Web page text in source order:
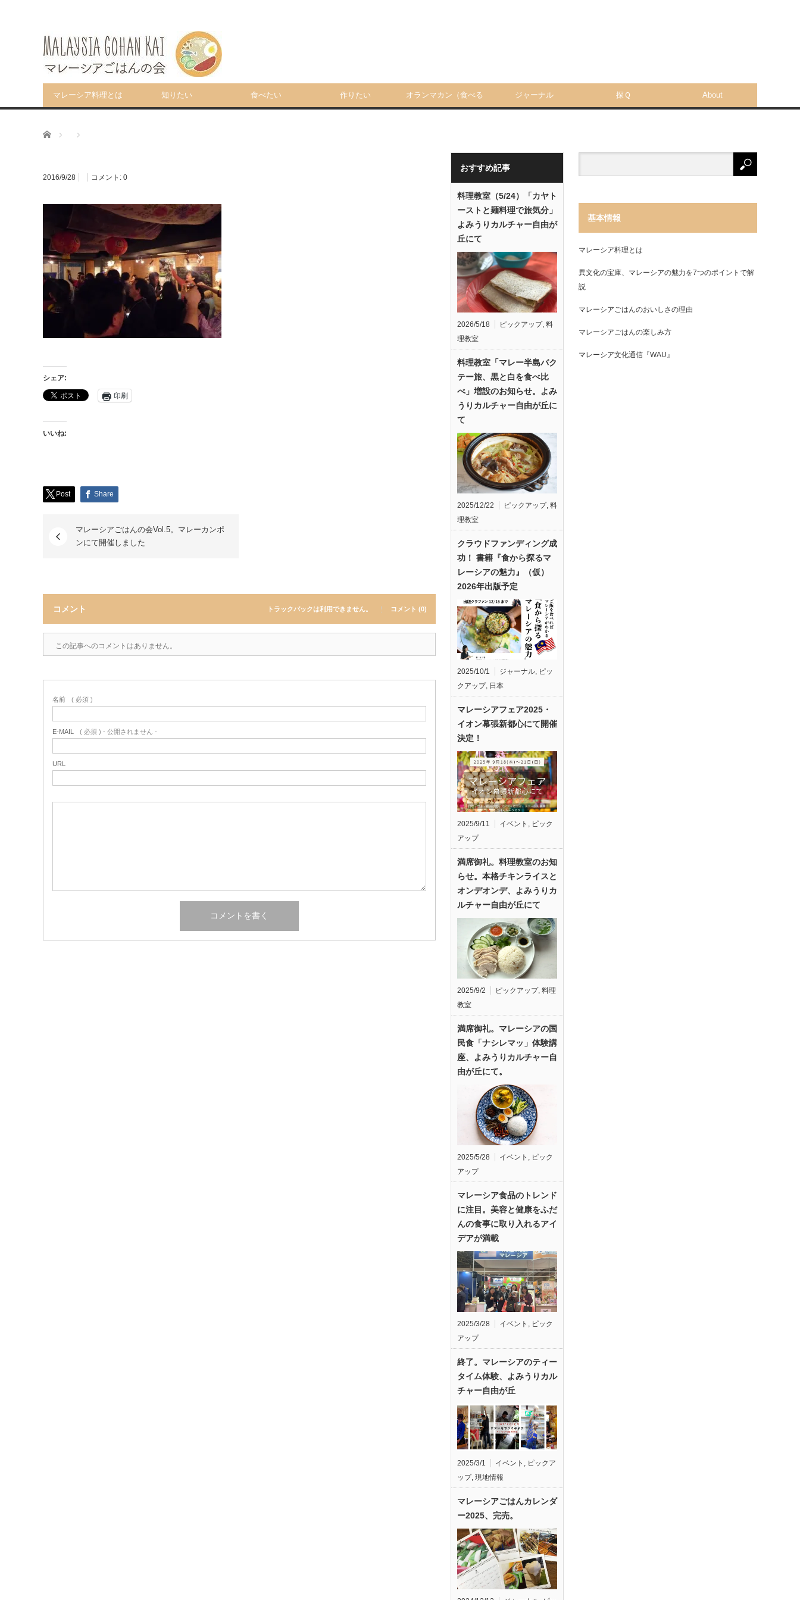
マレーシア料理とは 知りたい 食べたい 作りたい オランマカン（食べる ジャーナル 探Ｑ About
ホーム
2016/9/28 コメント: 0
シェア:
印刷
いいね:
Post Share
マレーシアごはんの会Vol.5。マレーカンポ
ンにて開催しました
コメント トラックバックは利用できません。 コメント (0)
この記事へのコメントはありません。
名前 ( 必須 )
E-MAIL ( 必須 ) - 公開されません -
URL
おすすめ記事
料理教室（5/24）「カヤト
ーストと麺料理で旅気分」
よみうりカルチャー自由が
丘にて
2026/5/18 ピックアップ, 料
理教室
料理教室「マレー半島バク
テー旅、黒と白を食べ比
べ」増設のお知らせ。よみ
うりカルチャー自由が丘に
て
2025/12/22 ピックアップ, 料
理教室
クラウドファンディング成
功！ 書籍『食から探るマ
レーシアの魅力』（仮）
2026年出版予定
2025/10/1 ジャーナル, ピッ
クアップ, 日本
マレーシアフェア2025・
イオン幕張新都心にて開催
決定！
2025/9/11 イベント , ピック
アップ
満席御礼。料理教室のお知
らせ。本格チキンライスと
オンデオンデ、よみうりカ
ルチャー自由が丘にて
2025/9/2 ピックアップ, 料理
教室
満席御礼。マレーシアの国
民食「ナシレマッ」体験講
座、よみうりカルチャー自
由が丘にて。
2025/5/28 イベント , ピック
アップ
マレーシア食品のトレンド
に注目。美容と健康をふだ
んの食事に取り入れるアイ
デアが満載
2025/3/28 イベント
ピック
アップ
終了。マレーシアのティー
タイム体験、よみうりカル
チャー自由が丘
2025/3/1 イベント , ピックア
ップ, 現地情報
マレーシアごはんカレンダ
ー2025、完売。
基本情報
マレーシア料理とは
異文化の宝庫、マレーシアの魅力を7つのポイントで解
説
マレーシアごはんのおいしさの理由
マレーシアごはんの楽しみ方
マレーシア文化通信『WAU』